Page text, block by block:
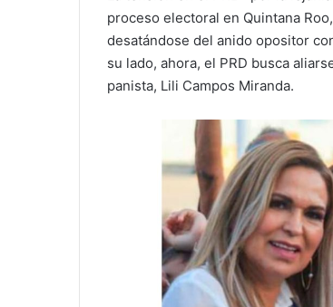
proceso electoral en Quintana
desatándose del anido opositor
su lado, ahora, el PRD busca
panista, Lili Campos Miranda.